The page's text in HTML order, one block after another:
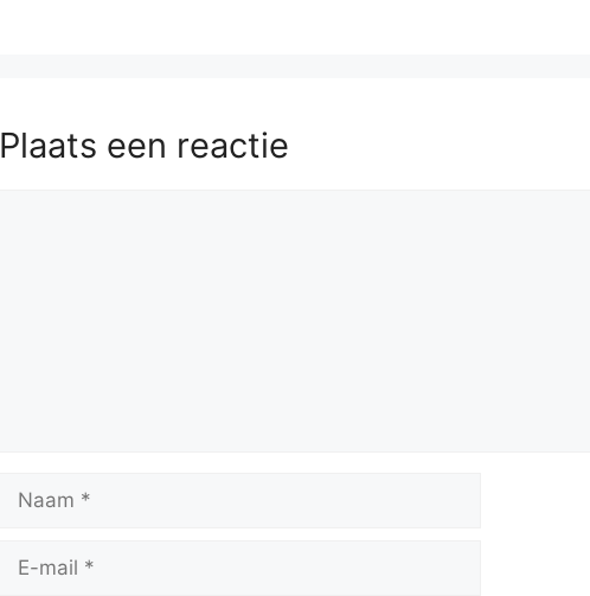
Plaats een reactie
mail